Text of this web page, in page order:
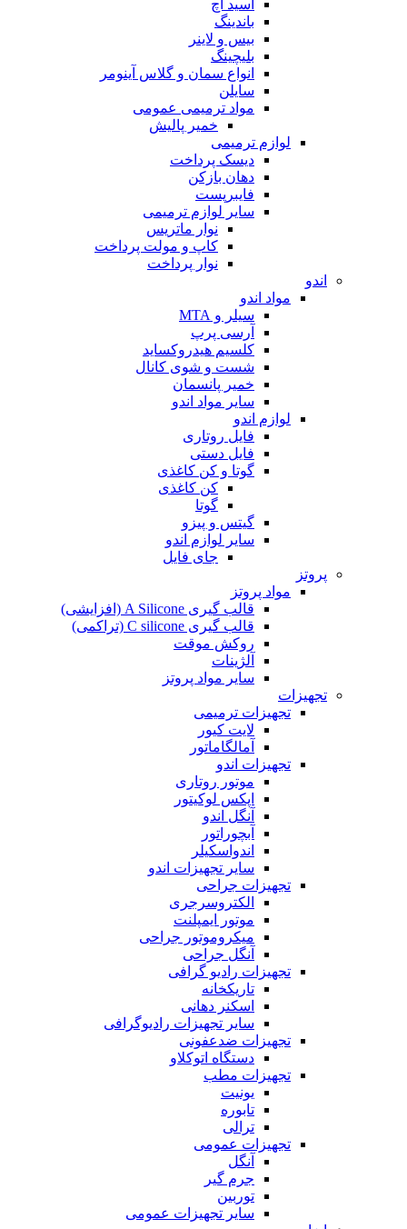
اسید اچ
باندینگ
بیس و لاینر
بلیچینگ
انواع سمان و گلاس آینومر
سایلن
مواد ترمیمی عمومی
خمیر پالیش
لوازم ترمیمی
دیسک پرداخت
دهان بازکن
فایبرپست
سایر لوازم ترمیمی
نوار ماتریس
کاپ و مولت پرداخت
نوار پرداخت
اندو
مواد اندو
سیلر و MTA
آرسی پرپ
کلسیم هیدروکساید
شست و شوی کانال
خمیر پانسمان
سایر مواد اندو
لوازم اندو
فایل روتاری
فایل دستی
گوتا و کن کاغذی
کن کاغذی
گوتا
گیتس و پیزو
سایر لوازم اندو
جای فایل
پروتز
مواد پروتز
قالب گیری A Silicone (افزایشی)
قالب گیری C silicone (تراکمی)
روکش موقت
آلژینات
سایر مواد پروتز
تجهیزات
تجهیزات ترمیمی
لایت کیور
آمالگاماتور
تجهیزات اندو
موتور روتاری
اپکس لوکیتور
آنگل اندو
آبچوراتور
اندواسکیلر
سایر تجهیزات اندو
تجهیزات جراحی
الکتروسرجری
موتور ایمپلنت
میکروموتور جراحی
آنگل جراحی
تجهیزات رادیو گرافی
تاریکخانه
اسکنر دهانی
سایر تجهیزات رادیوگرافی
تجهیزات ضدعفونی
دستگاه اتوکلاو
تجهیزات مطب
یونیت
تابوره
ترالی
تجهیزات عمومی
آنگل
جرم گیر
توربین
سایر تجهیزات عمومی